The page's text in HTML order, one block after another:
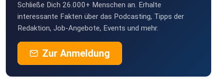
Schließe Dich 26.000+ Menschen an. Erhalte
interessante Fakten über das Podcasting, Tipps der
Redaktion, Job-Angebote, Events und mehr.
Zur Anmeldung